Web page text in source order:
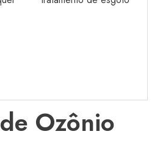
Ozônio